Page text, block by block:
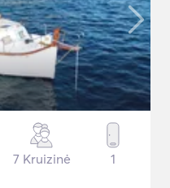
7 Kruizinė 1